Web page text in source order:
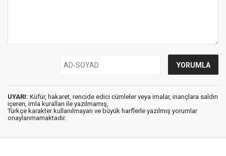
UYARI: Küfür, hakaret, rencide edici cümleler veya imalar, inançlara saldırı
içeren, imla kuralları ile yazılmamış,
Türkçe karakter kullanılmayan ve büyük harflerle yazılmış yorumlar
onaylanmamaktadır.